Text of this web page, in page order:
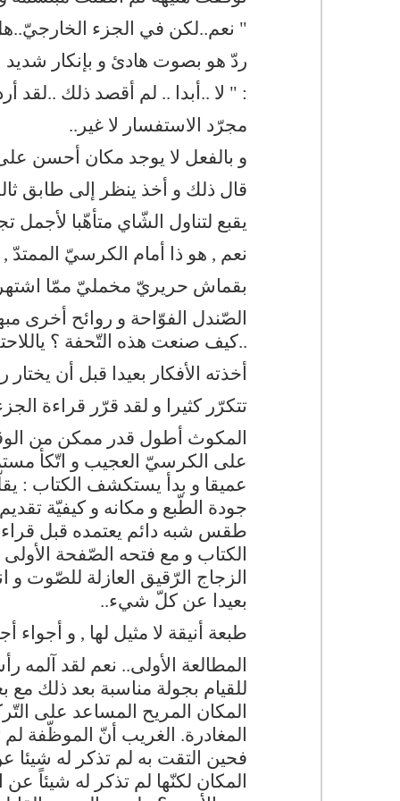
" نعم..لكن في الجزء
ردّ هو بصوت هادئ و بإنكار شديد
: " لا ..أبدا .. لم أقصد ذلك ..لقد
مجرّد الاستفسار لا غير..
و بالفعل لا يوجد مكان أحسن
قال ذلك و أخذ ينظر إلى طابق
يقبع لتناول الشّاي متأهّبا
نعم , هو ذا أمام الكرسيّ
بقماش حريريّ مخمليّ ممّا
الصّندل الفوّاحة و روائح أخرى
..كيف صنعت هذه التّحفة ؟
أخذته الأفكار بعيدا قبل أن
تتكرّر كثيرا و لقد قرّر قراءة
المكوث أطول قدر ممكن من
على الكرسيّ العجيب و اتّكأ
عميقا و بدأ يستكشف الكتاب :
جودة الطّبع و مكانه و كيفيّة
طقس شبه دائم يعتمده قبل قراءة
الكتاب و مع فتحه الصّفحة
الزجاج الرّقيق العازلة للصّوت و
بعيدا عن كلّ شيء..
طبعة أنيقة لا مثيل لها , و
المطالعة الأولى.. نعم لقد
للقيام بجولة مناسبة بعد ذلك
المكان المريح المساعد على
المغادرة. الغريب أنّ الموظّفة
فحين التقت به لم تذكر له شيئا
المكان لكنّها لم تذكر له